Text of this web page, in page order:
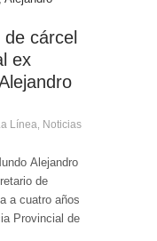
cárcel
ex
Línea Noticias
Alejandro
de
a cuatro años
Provincial de